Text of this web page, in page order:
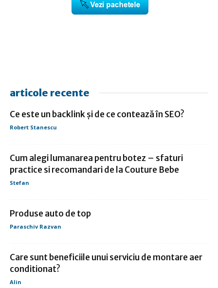
articole recente
Ce este un backlink și de ce contează în SEO?
Robert Stanescu
Cum alegi lumanarea pentru botez – sfaturi
practice si recomandari de la Couture Bebe
Stefan
Produse auto de top
Paraschiv Razvan
Care sunt beneficiile unui serviciu de montare aer
conditionat?
Alin